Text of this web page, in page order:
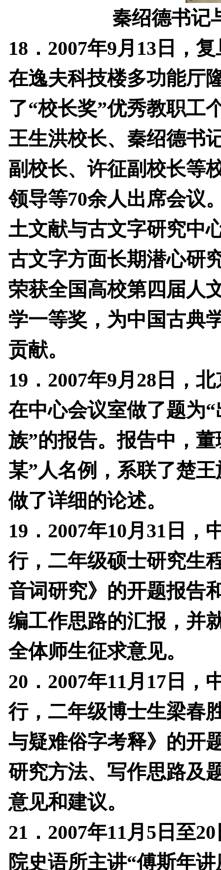
秦绍德书记
18 ． 2007年9月 13 日，
在逸夫科技楼多功能厅
了“校长奖”优秀教职工
王生洪校长、秦绍德书
副校长、许征副校长等
领导等70余人出席会议
土文献与古文字研究中
古文字方面长期潜心研
荣获全国高校第四届人
学一等奖，为中国古典
贡献。
19 ． 2007年9月 28 日，
在中心会议室做了题为
族”的报告。报告中，
某”人名例，系联了楚
做了详细的论述。
19 ． 2007年10月 31 日，
行，二年级硕士研究生
音词研究》的开题报告
编工作思路的汇报，并
全体师生征求意见。
20 ． 2007年11月 17 日 ，
行，二年级博士生梁春
与疑难俗字考释》的开
研究方法、写作思路及
意见和建议。
21 ． 2007年11月 5 日至20
院史语所主讲“傅斯年